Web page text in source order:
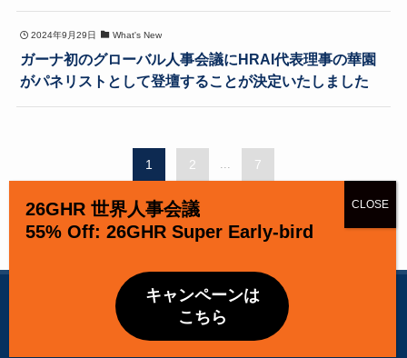
2024年9月29日 What's New
ガーナ初のグローバル人事会議にHRAI代表理事の華園
がパネリストとして登壇することが決定いたしました
1 2 ... 7
Human Resource Accreditation Institute
26GHR 世界人事会議
55% Off: 26GHR Super Early-bird
キャンペーンは
こちら
当ウェブサイトでは Cookie を使用しています。引き続き閲覧する
場合、Cookie の使用を承諾したものとみなされます。
OK
Privacy Policy